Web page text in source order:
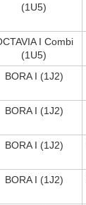
(1U5)
I Combi
(1U5)
BORA I (1J2)
BORA I (1J2)
BORA I (1J2)
BORA I (1J2)